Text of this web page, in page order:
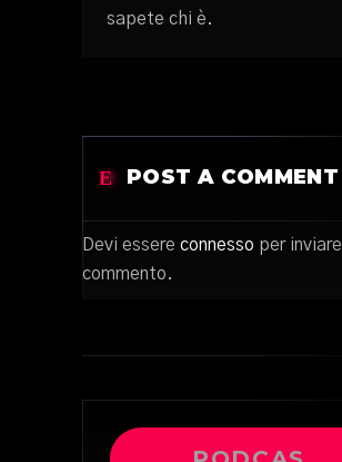
sapete chi è.
POST A COMMENT
Devi essere connesso per
commento.